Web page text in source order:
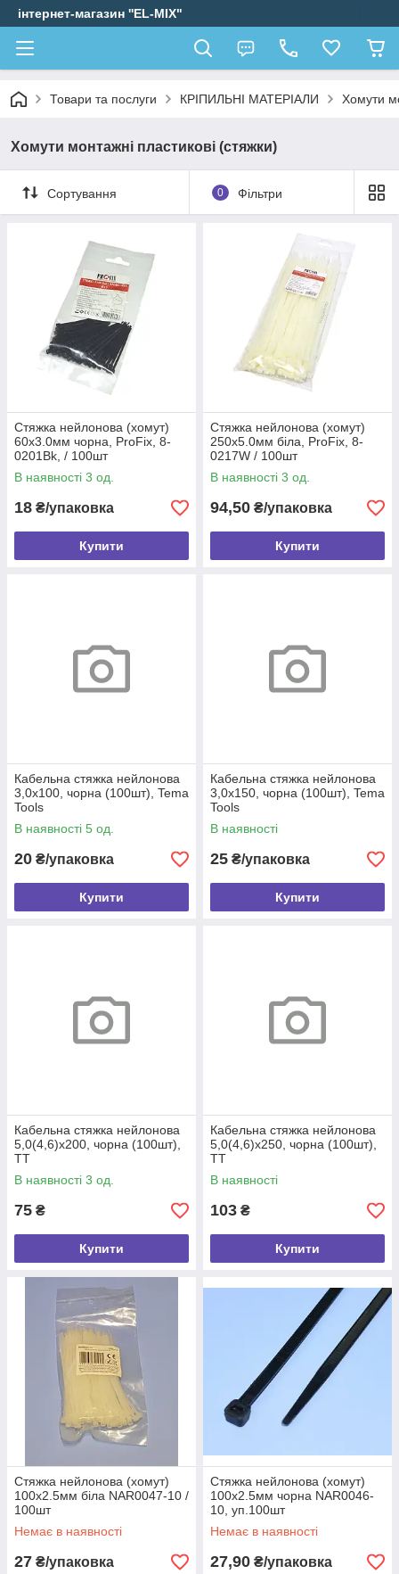
інтернет-магазин ''EL-MIX"
Товари та послуги КРІПИЛЬНІ МАТЕРІАЛИ Хомути
Хомути монтажні пластикові (стяжки)
Сортування 0 Фільтри
Стяжка нейлонова (хомут)
60х3.0мм чорна, ProFix, 8-
0201Bk, / 100шт
В наявності 3 од.
18 ₴/упаковка
Купити
Стяжка нейлонова (хомут)
250х5.0мм біла, ProFix, 8-
0217W / 100шт
В наявності 3 од.
94,50 ₴/упаковка
Купити
Кабельна стяжка нейлонова
3,0х100, чорна (100шт), Tema
Tools
В наявності 5 од.
20 ₴/упаковка
Купити
Кабельна стяжка нейлонова
3,0х150, чорна (100шт), Tema
Tools
В наявності
25 ₴/упаковка
Купити
Кабельна стяжка нейлонова
5,0(4,6)х200, чорна (100шт),
TT
В наявності 3 од.
75 ₴
Купити
Кабельна стяжка нейлонова
5,0(4,6)х250, чорна (100шт),
TT
В наявності
103 ₴
Купити
Стяжка нейлонова (хомут)
100х2.5мм біла NAR0047-10 /
100шт
Немає в наявності
27 ₴/упаковка
Стяжка нейлонова (хомут)
100х2.5мм чорна NAR0046-
10, уп.100шт
Немає в наявності
27,90 ₴/упаковка